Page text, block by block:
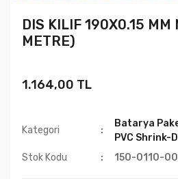
DIS KILIF 190X0.15 MM
METRE)
1.164,00 TL
Kategori
Batarya
PVC Shrink-
Stok Kodu
150-0110-